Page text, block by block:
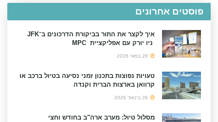
פוסטים אחרונים
איך לקצר את התור בביקורת הדרכונים ב־JFK
ניו יורק עם אפליקציית MPC
טעויות נפוצות בתכנון זמני נסיעה בטיול ברכב או
קרוואן בארצות הברית וקנדה
מסלול טיול: מערב ארה"ב בחודש וחצי